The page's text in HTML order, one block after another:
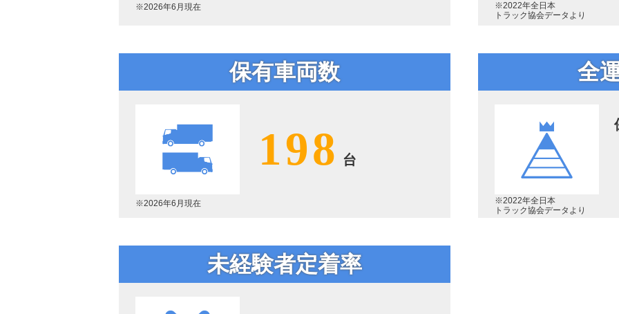
※2026年6月現在
※2022年全日本
トラック協会データより
保有車両数
※2026年6月現在
198 台
全
※2022年全日本
トラック協会データより
未経験者定着率